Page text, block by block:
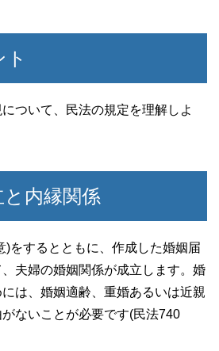
ついて、民法の規定を理解しよ
内縁関係
)をするとともに、作成した婚姻届
夫婦の婚姻関係が成立します。婚
は、婚姻適齢、重婚あるいは近親
ないことが必要です(民法740